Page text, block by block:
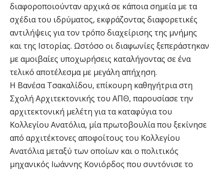
διαφοροποιούνταν αρχικά σε κάποια σημεία με τα
σχέδια του ιδρύματος, εκφράζοντας διαφορετικές
αντιλήψεις για τον τρόπο διαχείρισης της μνήμης
και της Ιστορίας. Ωστόσο οι διαφωνίες ξεπεράστηκαν
με αμοιβαίες υποχωρήσεις καταλήγοντας σε ένα
τελικό αποτέλεσμα με μεγάλη απήχηση.
Η Βανέσα Τσακαλίδου, επίκουρη καθηγήτρια στη
Σχολή Αρχιτεκτονικής του ΑΠΘ, παρουσίασε την
αρχιτεκτονική μελέτη για τα καταφύγια του
Κολλεγίου Ανατόλια, μία πρωτοβουλία που ξεκίνησε
από αρχιτέκτονες αποφοίτους του Κολλεγίου
Ανατόλια μεταξύ των οποίων και ο πολιτικός
μηχανικός Ιωάννης Κονιόρδος που συντόνισε το